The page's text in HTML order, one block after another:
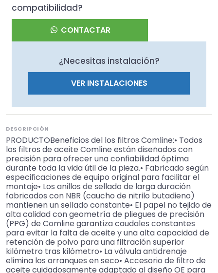
compatibilidad?
CONTACTAR
¿Necesitas instalación?
VER INSTALACIONES
DESCRIPCIÓN
PRODUCTOBeneficios del los filtros Comline:• Todos
los filtros de aceite Comline están diseñados con
precisión para ofrecer una confiabilidad óptima
durante toda la vida útil de la pieza.• Fabricado según
especificaciones de equipo original para facilitar el
montaje• Los anillos de sellado de larga duración
fabricados con NBR (caucho de nitrilo butadieno)
mantienen un sellado constante• El papel no tejido de
alta calidad con geometría de pliegues de precisión
(PPG) de Comline garantiza caudales constantes
para evitar la falta de aceite y una alta capacidad de
retención de polvo para una filtración superior
kilómetro tras kilómetro• La válvula antidrenaje
elimina los arranques en seco• Accesorio de filtro de
aceite cuidadosamente adaptado al diseño OE para